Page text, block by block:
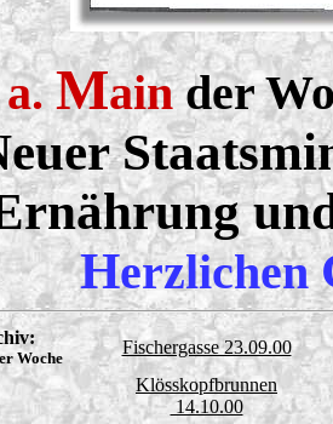
a.Mainder
Herzlichen
Woche
Fischergasse 23.09.00
Klösskopfbrunnen
14.10.00